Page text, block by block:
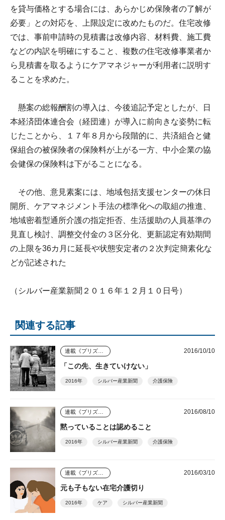
を貸与価格とする場合には、あらかじめ保険者の了解が
必要」との対応を、上限設定に改めたものだ。住宅改修
では、事前申請時の見積書は改修内容、材料費、施工費
などの内訳を明確にすること、複数の住宅改修事業者か
ら見積書を取るようにケアマネジャーが利用者に説明す
ることを求めた。
懸案の総報酬割の導入は、今後追記予定としたが、日
本経済団体連合会（経団連）が導入に前向きな姿勢に転
じたことから、１７年８月から段階的に、共済組合と健
保組合の被保険者の保険料が上がる一方、中小企業の協
会健保の保険料は下がることになる。
その他、意見素案には、地域包括支援センターの休日
開所、ケアマネジメント手法の標準化への取組の推進、
地域密着型通所介護の指定拒否、生活援助の人員基準の
見直し検討、調整交付金の３区分化、更新認定有効期間
の上限を36カ月に延長や状態安定者の２次判定簡素化な
どが記述された
（シルバー産業新聞２０１６年１２月１０日号）
関連する記事
2016/10/10
「この先、生きていけない」
2016年 シルバー産業新聞 介護保険
2016/08/10
黙っていることは認めること
2016年 シルバー産業新聞 介護保険
2016/03/10
元も子もない在宅介護切り
2016年 ケア シルバー産業新聞